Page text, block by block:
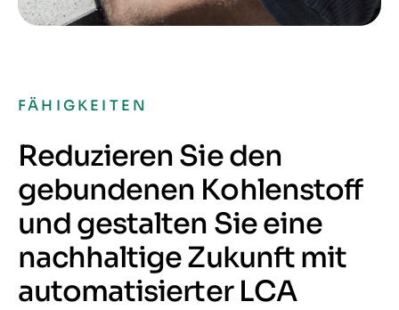
FÄHIGKEITEN
Reduzieren Sie den
gebundenen Kohlenstoff
und gestalten Sie eine
nachhaltige Zukunft mit
automatisierter LCA